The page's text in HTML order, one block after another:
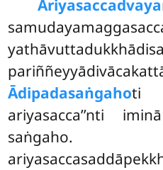
Ariyasaccadvaya
Ādipadasaṅgahoti
ariyasacca’’nti